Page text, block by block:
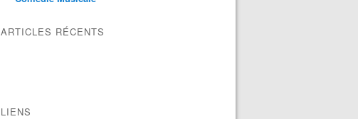
ARTICLES RÉCENTS
LIENS